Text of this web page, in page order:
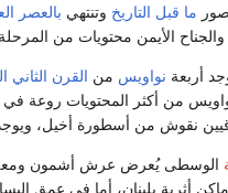
ما قبل التاريخ وتنتهي بالعصر
الأيمن محتويات من المرحلة
أربعة نواويس من القرن الثاني
من أكثر المحتويات روعة في
نقوش من أسطورة أخيل،
الوسطى يُعرض عرش أشمون ومعه
أثرية بلبنان، أما في عمق